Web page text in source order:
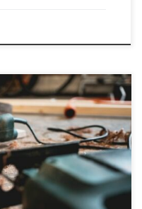
Ein Drucklufttacker ist ein
und/oder Nägel in
Kombiniert ist der
Beim
einen Kompressor erzeugt.
in einem Magazin und